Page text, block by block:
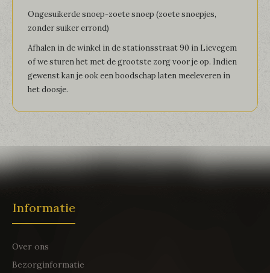
Ongesuikerde snoep-zoete snoep (zoete snoepjes,
zonder suiker errond)
Afhalen in de winkel in de stationsstraat 90 in Lievegem
of we sturen het met de grootste zorg voor je op. Indien
gewenst kan je ook een boodschap laten meeleveren in
het doosje.
Informatie
Over ons
Bezorginformatie